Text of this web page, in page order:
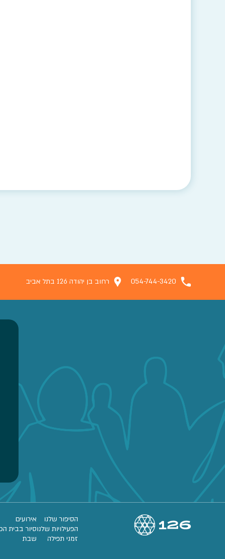
054-744-3420 רחוב בן יהודה 126 בתל אביב
הסיפור שלנו
הפעילויות שלנו
זמני תפילה
אירועים
סיור בבית
שבת